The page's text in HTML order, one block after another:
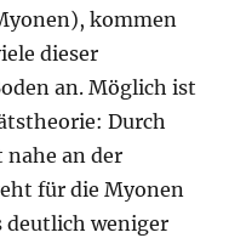
kommen
dieser
an. Möglich ist
Durch
an der
für die Myonen
deutlich weniger